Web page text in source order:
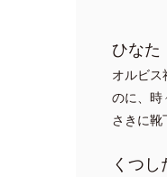
ひなた
オルビス
のに、時
さきに靴
くつし